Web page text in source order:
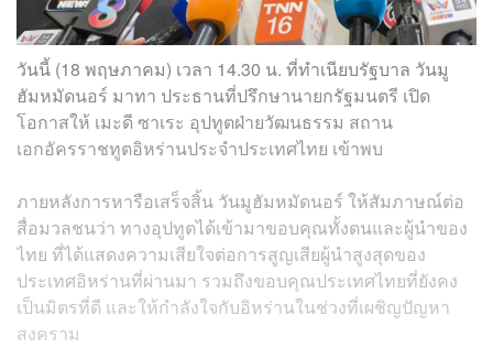
วันนี้ (18 พฤษภาคม) เวลา 14.30 น. ที่ทำเนียบรัฐบาล วันมู
ฮัมหมัดนอร์ มาทา ประธานที่ปรึกษานายกรัฐมนตรี เปิด
โอกาสให้ เมะดี ซาเระ อุปทูตฝ่ายวัฒนธรรม สถาน
เอกอัครราชทูตอิหร่านประจำประเทศไทย เข้าพบ
ภายหลังการหารือเสร็จสิ้น วันมูฮัมหมัดนอร์ ให้สัมภาษณ์ต่อ
สื่อมวลชนว่า ทางอุปทูตได้เข้ามาขอบคุณทั้งตนและผู้นำของ
ไทย ที่ได้แสดงความเสียใจต่อการสูญเสียผู้นำสูงสุดของ
ประเทศอิหร่านที่ผ่านมา รวมถึงขอบคุณประเทศไทยที่ยังคง
เป็นมิตรที่ดี และให้กำลังใจกับอิหร่านในช่วงที่เผชิญปัญหา
สงคราม